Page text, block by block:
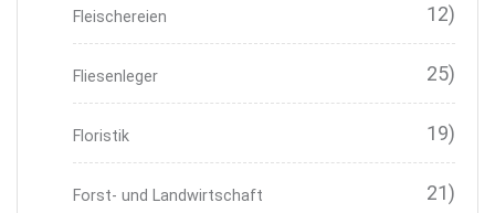
Fleischereien 12)
Fliesenleger 25)
Floristik 19)
Forst- und Landwirtschaft 21)